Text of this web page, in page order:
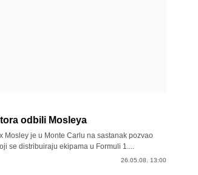
odbili Mosleya
Mosley je u Monte Carlu na sastanak pozvao
se distribuiraju ekipama u Formuli 1....
26.05.08. 13:00